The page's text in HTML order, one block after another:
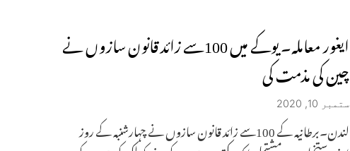
ایغور معاملہ۔ یوکے میں 100سے زائد قانون سازوں نے
چین کی مذمت کی
ستمبر 10, 2020
لندن۔برطانیہ کے 100سے زائد قانون سازوں نے چہارشنبہ کے روز